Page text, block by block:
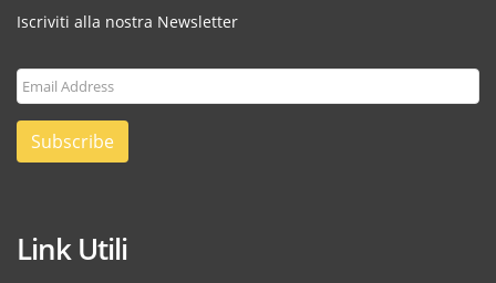
Iscriviti alla nostra Newsletter
Subscribe
Link Utili